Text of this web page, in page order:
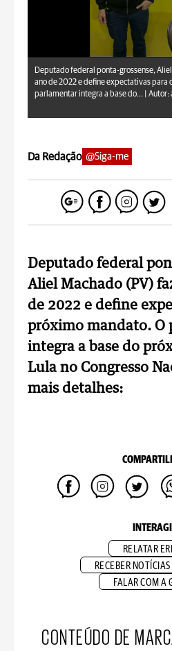
Deputado federal ponta-grossense,
ano de 2022 e define expectativas para
parlamentar integra a base do... |
Autor:
Da Redação @Siga-me
Deputado federal
Aliel Machado (PV)
de 2022 e define
próximo mandato. O
integra a base do
Lula no Congresso
mais detalhes:
RELATAR
RECEBER
FALAR COM A
CONTEÚDO DE